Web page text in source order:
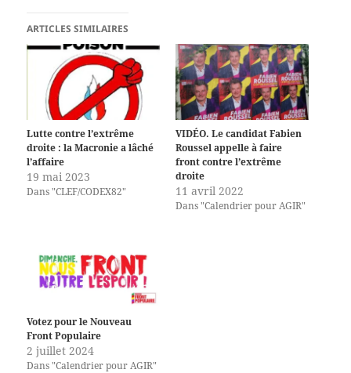
ARTICLES SIMILAIRES
Lutte contre l’extrême
droite : la Macronie a lâché
l’affaire
19 mai 2023
Dans "CLEF/CODEX82"
VIDÉO. Le candidat Fabien
Roussel appelle à faire
front contre l’extrême
droite
11 avril 2022
Dans "Calendrier pour AGIR"
Votez pour le Nouveau
Front Populaire
2 juillet 2024
Dans "Calendrier pour AGIR"